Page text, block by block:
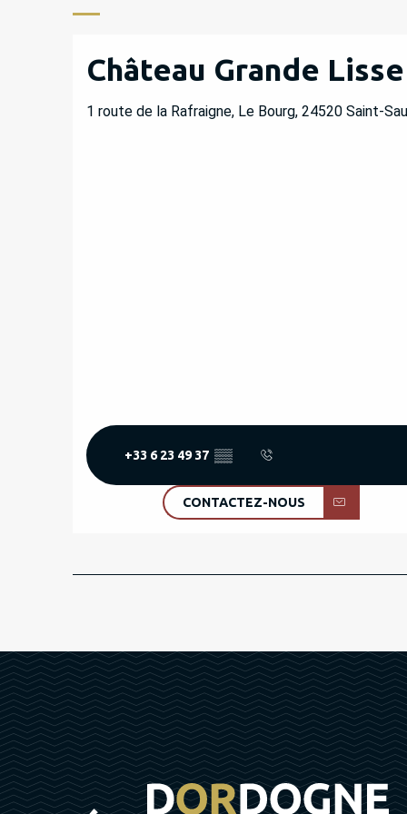
Château Grande Lisse
1 route de la Rafraigne, Le Bourg, 24520 Saint-
+33 6 23 49 37 ▒▒
CONTACTEZ-NOUS